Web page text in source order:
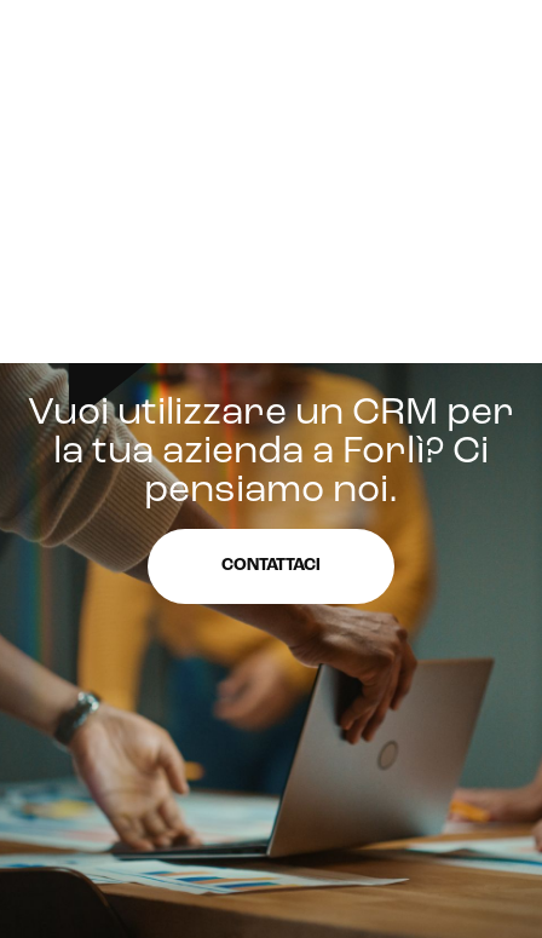
Vuoi utilizzare un CRM per
la tua azienda a Forlì? Ci
pensiamo noi.
CONTATTACI